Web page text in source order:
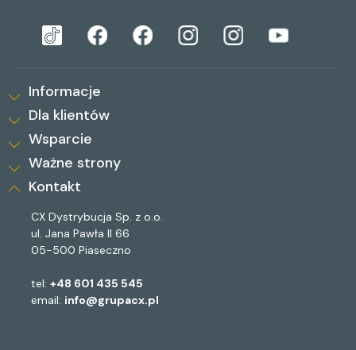
Informacje
Dla klientów
Wsparcie
Ważne strony
Kontakt
CX Dystrybucja Sp. z o.o.
ul. Jana Pawła II 66
05-500 Piaseczno
tel: +48 601 435 545
email: info@grupacx.pl